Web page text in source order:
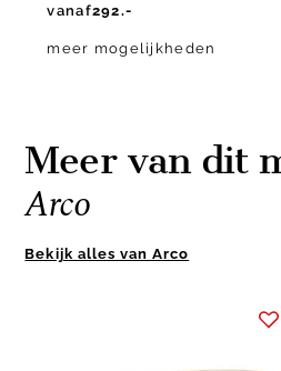
vanaf292.-
meer mogelijkheden
Meer van dit
Arco
Bekijk alles van Arco